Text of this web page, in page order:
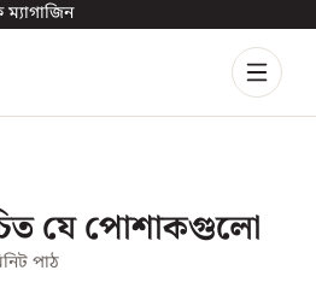
যে পোশাকগুলো
পাঠ